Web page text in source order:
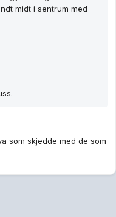
midt i sentrum med
som skjedde med de som